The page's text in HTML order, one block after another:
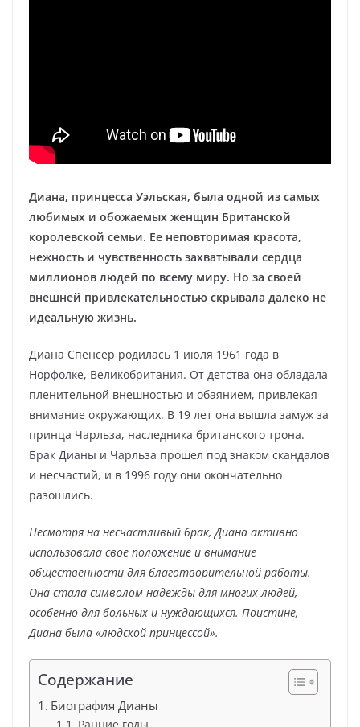
Диана, принцесса Уэльская, была одной из самых
любимых и обожаемых женщин Британской
королевской семьи. Ее неповторимая красота,
нежность и чувственность захватывали сердца
миллионов людей по всему миру. Но за своей
внешней привлекательностью скрывала далеко не
идеальную жизнь.
Диана Спенсер родилась 1 июля 1961 года в
Норфолке, Великобритания. От детства она обладала
пленительной внешностью и обаянием, привлекая
внимание окружающих. В 19 лет она вышла замуж за
принца Чарльза, наследника британского трона.
Брак Дианы и Чарльза прошел под знаком скандалов
и несчастий, и в 1996 году они окончательно
разошлись.
Несмотря на несчастливый брак, Диана активно
использовала свое положение и внимание
общественности для благотворительной работы.
Она стала символом надежды для многих людей,
особенно для больных и нуждающихся. Поистине,
Диана была «людской принцессой».
Содержание
Биография Дианы